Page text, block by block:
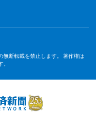
無断転載を禁止します。 著作権は